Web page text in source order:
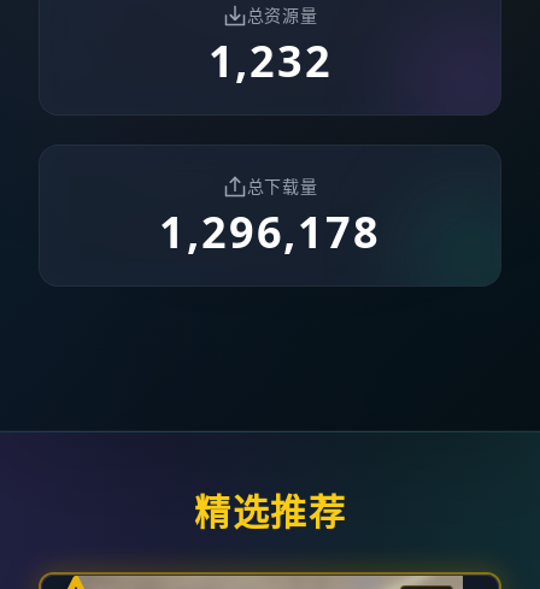
总资源量
1,232
总下载量
1,296,178
精选推荐